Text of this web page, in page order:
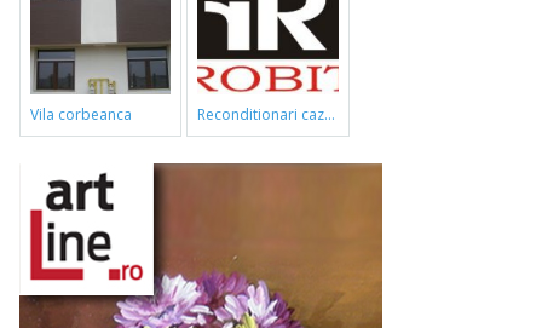
vila corbeanca reconditionari cazi de baie